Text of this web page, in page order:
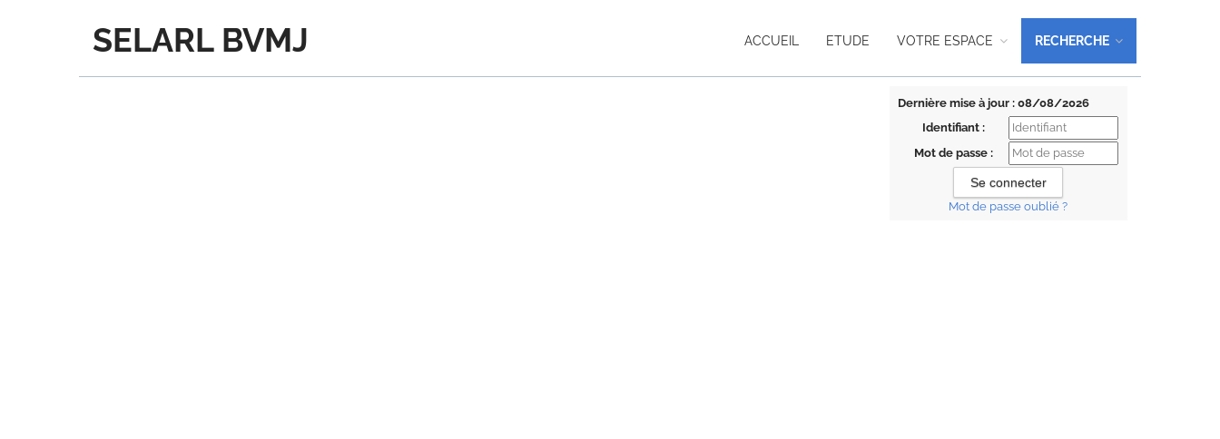
SELARL BVMJ ACCUEIL ETUDE VOTRE ESPACE RECHERCHE
Dernière mise à jour : 08/08/2026
Identifiant :
Mot de passe :
Mot de passe oublié ?